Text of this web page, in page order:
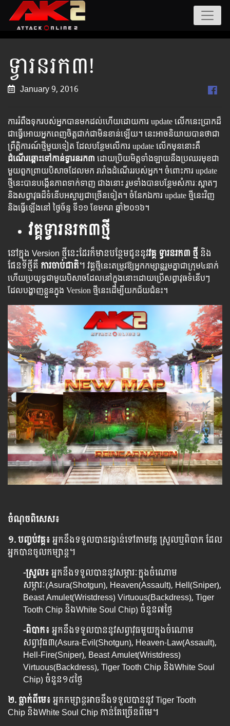
ទ្វារនរក៣!
January 9, 2016
ការ​រំពឹង​ទុក​របស់​អ្នក​បាន​មក​ដល់​ហើយ​​​ដោយ​ការ ​update ​លើក​នេះ​ប្រាក​ដ៏​
ជា​ធ្វើ​អោយ​អ្នក​ពេញ​ចិត្ត​ជាក់​ជា​មិន​ខាន់​ឡើយ​។​ ​នេះ​​អាច​​និយាយ​បាន​ថា​ជា​
ព្រឹត្តិការណ៍​ថ្មី​មួយ​ទៀត​ ​ដែល​បន្ថែម​លើ​ការ​ update ​លើក​មុន​នោះ​គឺ ​
ដំណើរ​ឆ្ពោះ​ទៅ​កាន់ទ្វារនរក៣ ​ ដោយប្រិយ​មិត្ត​ទាំង​ឡាយ​នឹង​ប្រឈរ​មុខ​ជា​
មួយ​ពួក​ព្រាយ​បិសាច​​ដែល​មក​ រារាំង​ដំណើ​ររបស់​អ្នក​​​​។ ​​​​​​​​​​​​ចំពោះ​​​​​​​​​ការ​​​​​​ ​​update​ ​​​​​
ថ្មី​​​​​នេះ​​​​​បាន​​​​​​បង្កើន​​​​​​​ភាព​​​​​​​​​ទាក់​​​​​ទាញ​​​​ ​​ជាង​​​នោះ​​​ ​រួម​​​ទាំង​​​​​បាន​​​​​​បន្ថែម​​សំភារៈ​​​ស្អាត​​​ៗ ​​
និង​​​​សព្វាវុធ​​​ដ៏​​​ទំនើប​​​​​​អស្ចារ្យ​​​ជា​​​​​ច្រើន​​​​ទៀត​​។ ​​​ចំនែក​​​ឯ​​​ការ​ update​ ​​ថ្មី​​នេះ​​​​វិញ​​​​
និង​​​​ធ្វើ​​​​ឡើង​​​នៅ​​ ថ្ងៃ​​ច័ន្ទ ​​ទី១១ ខែមករា ​ឆ្នាំ២០១៦។
វគ្គទ្វារនរក៣ថ្មី
នៅក្នុង Version ថ្មី​នេះ​ដែរ​ក៏​មាន​បន្ថែម​ជូន​នូវវគ្គ ទ្វារនរក៣ ថ្មី ​ និង
ផែន​ទីថ្មី​គឺ ការចាប់ជាតិ។ វគ្គថ្មី​នេះ​តម្រូវ​ឱ្យ​អ្នកកម្សាន្តរួមគ្នាជាក្រុម៤នាក់​
ហើយ​ប្រយុទ្ធ​ជាមួយបិសាចដែលនៅក្នុងនោះដោយប្រើសព្វាវុធទំនើបៗ
ដែលបង្ហាញខ្លួនក្នុង Version ថ្មីនេះដើម្បីយកជ័យជំនះ​។
ចំណុចពិសេស៖
១. បញ្ចប់វគ្គ៖អ្នកនឹងទទួលបានរង្វាន់ទៅតាមវគ្គ ស្រួលឬពិបាក ដែល
អ្នកបានចូលកម្សាន្ត។
-ស្រួល៖អ្នកនឹងទទួលបាននូវសម្ភារៈក្នុងចំណោម
សម្ភារៈ(Asura(Shotgun), Heaven(Assault), Hell(Sniper),
Beast Amulet(Wristdress) Virtuous(Backdress), Tiger
Tooth Chip និងWhite Soul Chip) ចំនួន៧ថ្ងៃ
-ពិបាក៖អ្នកនឹងទទួលបាននូវសព្វាវុធមួយក្នុងចំណោម
សព្វាវុធ៣(Asura-Evil(Shotgun), Heaven-Law(Assault),
Hell-Fire(Sniper), Beast Amulet(Wristdress)
Virtuous(Backdress), Tiger Tooth Chip និងWhite Soul
Chip) ចំនួន១៥ថ្ងៃ
២. ធ្លាក់ពីមេ​៖អ្នកកម្សាន្តអាចនឹងទទួលបាននូវ Tiger Tooth
Chip និងWhite Soul Chip កាន់តែច្រើនពីមេ។